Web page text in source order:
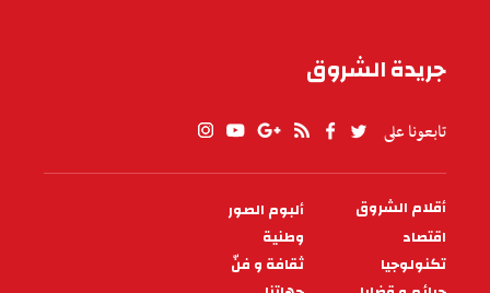
جريدة الشروق
تابعونا على
PIED
DE
PAGE
أقلام الشروق
ألبوم الصور
اقتصاد
وطنية
تكنولوجيا
ثقافة و فنّ